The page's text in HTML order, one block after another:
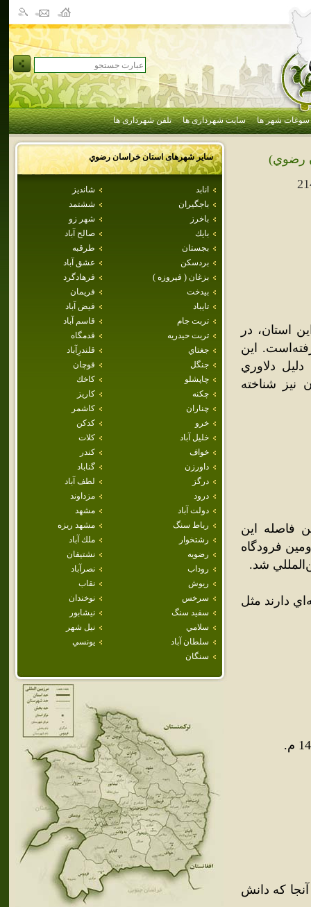
سوغات شهر ها سایت شهرداری ها تلفن شهرداری ها
سایر شهرهای استانخراسان رضوي
انابد
شانديز
باجگيران
ششتمد
باخرز
شهر زو
بايك
صالح آباد
بجستان
طرقبه
بردسكن
عشق آباد
بزغان ( فيروزه )
فرهادگرد
بيدخت
فريمان
تايباد
فيض آباد
تربت جام
قاسم آباد
تربت حيدريه
قدمگاه
جغتاي
قلندرِآباد
جنگل
قوچان
چاپشلو
كاخك
چکنه
كاريز
چناران
كاشمر
خرو
كدكن
خليل آباد
كلات
خواف
كندر
داورزن
گناباد
درگز
لطف آباد
درود
مزداوند
دولت آباد
مشهد
رباط سنگ
مشهد ريزه
رشتخوار
ملك آباد
رضويه
نشتيفان
روداب
نصرآباد
ريوش
نقاب
سرخس
نوخندان
سفيد سنگ
نيشابور
سلامي
نيل شهر
سلطان آباد
يونسي
سنگان
رضوي)
استان، در
قرار گرفته‌است. اين
دلاوري
نيز شناخته
فاصله اين
دومين فرودگاه
دارند مثل
که دانش